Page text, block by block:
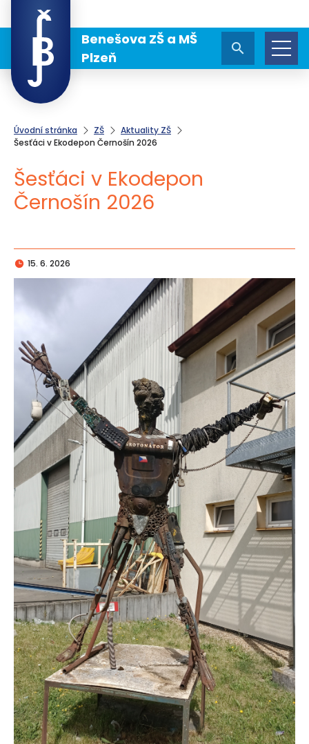
Benešova ZŠ a MŠ
Plzeň
Úvodní stránka ZŠ
Aktuality ZŠ
Šesťáci v Ekodepon Černošín 2026
Šesťáci v Ekodepon
Černošín 2026
15. 6. 2026